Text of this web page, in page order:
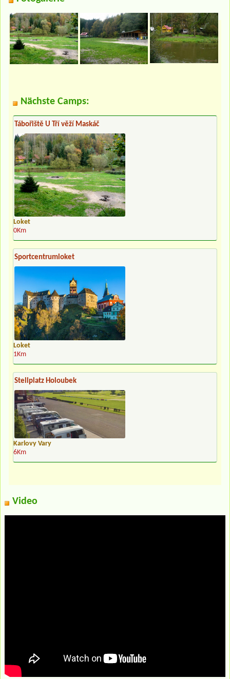
Nächste Camps:
Tábořiště U Tří věží Maskáč
Loket
0Km
Sportcentrumloket
Loket
1Km
Stellplatz Holoubek
Karlovy Vary
6Km
Video